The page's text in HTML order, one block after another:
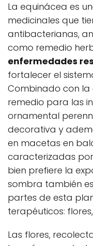
La equinácea es
medicinales que
antibacterianas,
como remedio
enfermedades
fortalecer el
Combinado con la
remedio para las
ornamental
decorativa y
en macetas en
caracterizadas
bien prefiere la
sombra también
partes de esta
terapéuticos:
Las flores,